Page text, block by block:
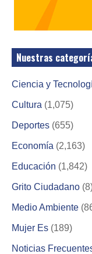
Nuestras
Ciencia y
Cultura (1,075)
Deportes (655)
Economía (2,163)
Educación (1,842)
Grito Ciudadano
Medio Ambiente
Mujer Es (189)
Noticias